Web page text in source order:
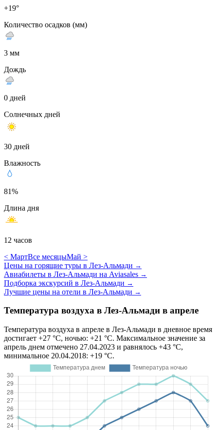
+19°
Количество осадков (мм)
3 мм
Дождь
0 дней
Солнечных дней
30 дней
Влажность
81%
Длина дня
12 часов
< МартВсе месяцыМай >
Цены на горящие туры в Лез-Альмади →
Авиабилеты в Лез-Альмади на Aviasales →
Подборка экскурсий в Лез-Альмади →
Лучшие цены на отели в Лез-Альмади →
Температура воздуха в Лез-Альмади в апреле
Температура воздуха в апреле в Лез-Альмади в дневное время
достигает +27 °C, ночью: +21 °C. Максимальное значение за
апрель днем отмечено 27.04.2023 и равнялось +43 °C,
минимальное 20.04.2018: +19 °C.